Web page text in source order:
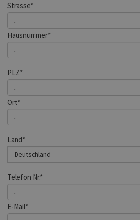
Strasse*
Hausnummer*
PLZ*
Ort*
Land*
Telefon Nr.*
E-Mail*